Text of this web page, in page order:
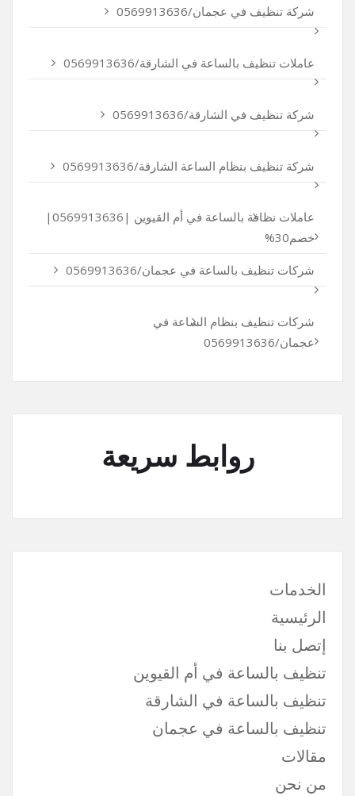
شركة تنظيف في عجمان/0569913636
عاملات تنظيف بالساعة في الشارقة/0569913636
شركة تنظيف في الشارقة/0569913636
شركة تنظيف بنظام الساعة الشارقة/0569913636
عاملات نظافة بالساعة في أم القيوين |0569913636|
خصم30%
شركات تنظيف بالساعة في عجمان/0569913636
شركات تنظيف بنظام الساعة في
عجمان/0569913636
روابط سريعة
الخدمات
الرئيسية
إتصل بنا
تنظيف بالساعة في أم القيوين
تنظيف بالساعة في الشارقة
تنظيف بالساعة في عجمان
مقالات
من نحن